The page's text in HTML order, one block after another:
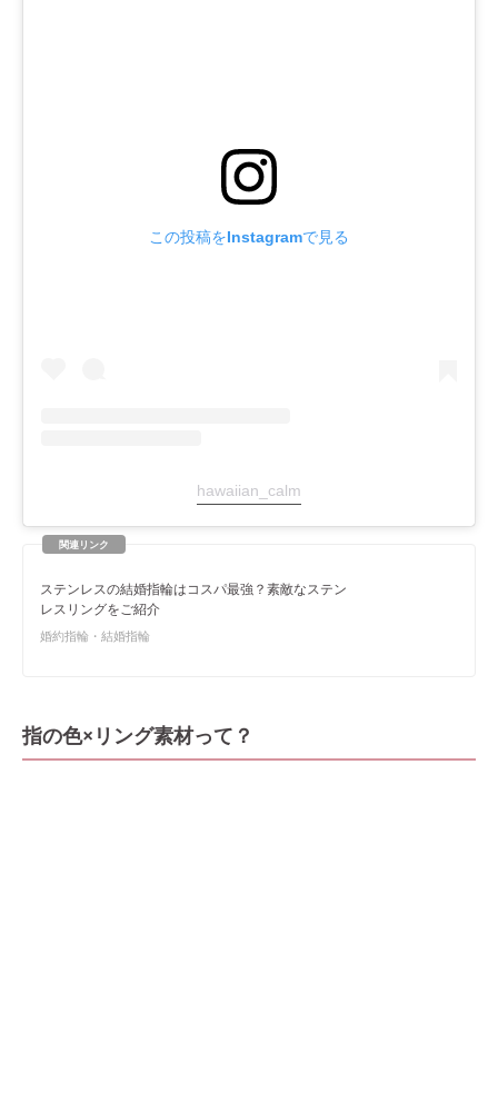
この投稿をInstagramで見る
hawaiian_calm
ステンレスの結婚指輪はコスパ最強？素敵なステン
レスリングをご紹介
婚約指輪・結婚指輪
指の色×リング素材って？